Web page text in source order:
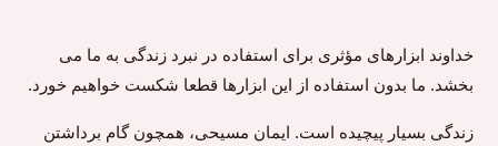
خداوند ابزارهای مؤثری برای استفاده در نبرد زندگی به ما می
بخشد. ما بدون استفاده از این ابزارها قطعا شکست خواهیم خورد.
زندگی بسیار پیچیده است. ایمان مسیحی، همچون گام برداشتن